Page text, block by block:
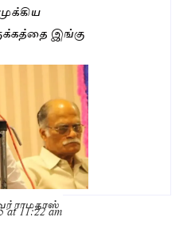
இங்கு
ராமதாஸ்
at 11:22 am